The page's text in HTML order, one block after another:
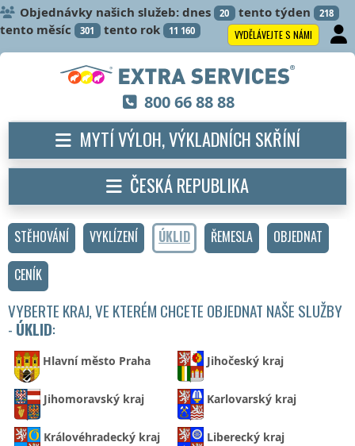
Objednávky našich služeb: dnes 20 tento týden 218
tento měsíc 301 tento rok 11 160 VYDĚLÁVEJTE S NÁMI
STĚHOVÁNÍ VYKLÍZENÍ ÚKLID ŘEMESLA
OBJEDNAT
CENÍK
VYBERTE KRAJ, VE KTERÉM CHCETE OBJEDNAT NAŠE SLUŽBY
- ÚKLID:
Hlavní město Praha Jihočeský kraj
Jihomoravský kraj Karlovarský kraj
Královéhradecký kraj Liberecký kraj
800 66 88 88
MYTÍ VÝLOH, VÝKLADNÍCH SKŘÍNÍ
ČESKÁ REPUBLIKA